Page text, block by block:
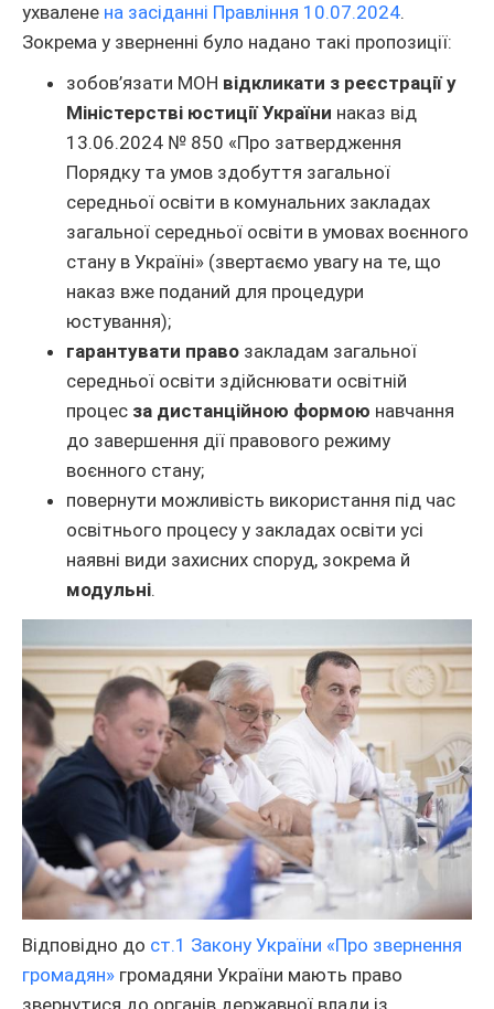
ухвалене на засіданні Правління 10.07.2024.
Зокрема у зверненні було надано такі пропозиції:
зобов’язати МОН відкликати з реєстрації у
Міністерстві юстиції України наказ від
13.06.2024 № 850 «Про затвердження
Порядку та умов здобуття загальної
середньої освіти в комунальних закладах
загальної середньої освіти в умовах воєнного
стану в Україні» (звертаємо увагу на те, що
наказ вже поданий для процедури
юстування);
гарантувати право закладам загальної
середньої освіти здійснювати освітній
процес за дистанційною формою навчання
до завершення дії правового режиму
воєнного стану;
повернути можливість використання під час
освітнього процесу у закладах освіти усі
наявні види захисних споруд, зокрема й
модульні.
Відповідно до ст.1 Закону України «Про звернення
громадян» громадяни України мають право
звернутися до органів державної влади із